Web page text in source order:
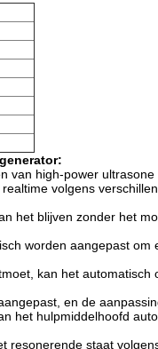
van high-power ultrasone
volgens
het blijven zonder het
worden aangepast om
kan het automatisch
en de
het hulpmiddelhoofd
staat